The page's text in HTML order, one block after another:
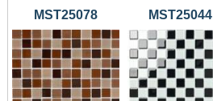
MST25078 MST25044